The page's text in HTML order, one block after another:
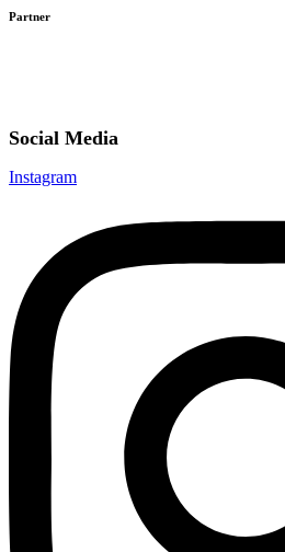
Partner
Social Media
Instagram